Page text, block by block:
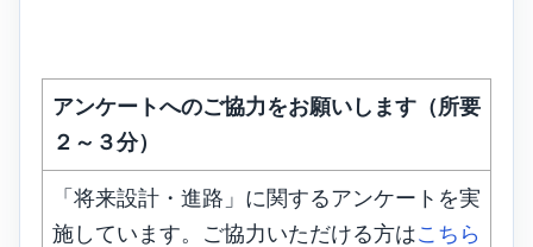
アンケートへのご協力をお願いします（所要
２～３分）
「将来設計・進路」に関するアンケートを実
施しています。ご協力いただける方はこちら